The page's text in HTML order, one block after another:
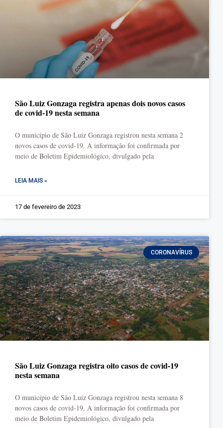
São Luiz Gonzaga registra apenas dois novos casos
de covid-19 nesta semana
O município de São Luiz Gonzaga registrou nesta semana 2
novos casos de covid-19. A informação foi confirmada por
meio de Boletim Epidemiológico, divulgado pela
LEIA MAIS »
17 de fevereiro de 2023
CORONAVÍRUS
São Luiz Gonzaga registra oito casos de covid-19
nesta semana
O município de São Luiz Gonzaga registrou nesta semana 8
novos casos de covid-19. A informação foi confirmada por
meio de Boletim Epidemiológico, divulgado pela